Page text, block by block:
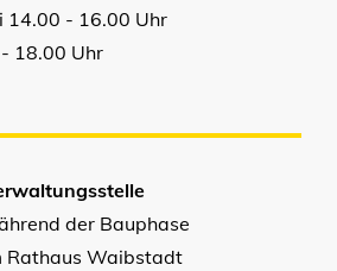
14.00 - 16.00 Uhr
18.00 Uhr
der Bauphase
Rathaus Waibstadt